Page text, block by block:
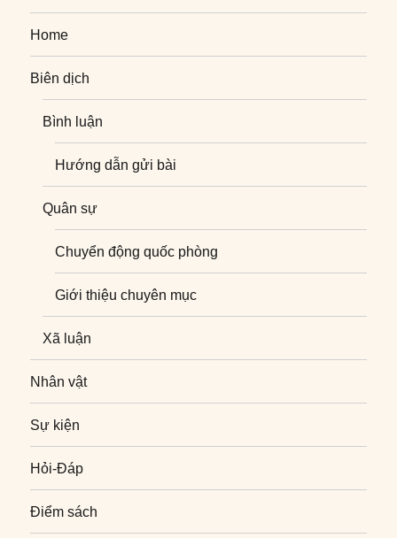
Home
Biên dịch
Bình luận
Hướng dẫn gửi bài
Quân sự
Chuyển động quốc phòng
Giới thiệu chuyên mục
Xã luận
Nhân vật
Sự kiện
Hỏi-Đáp
Điểm sách